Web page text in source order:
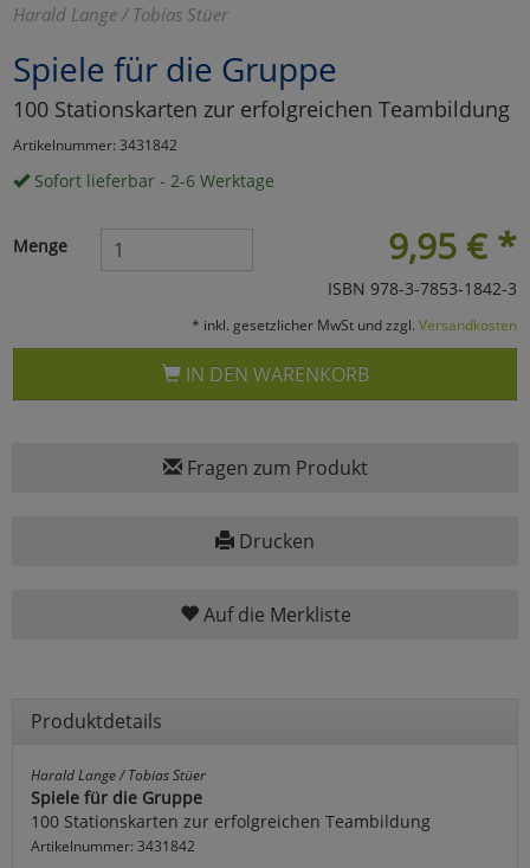
Harald Lange / Tobias Stüer
Spiele für die Gruppe
100 Stationskarten zur erfolgreichen Teambildung
Artikelnummer: 3431842
Sofort lieferbar - 2-6 Werktage
9,95 € *
Menge
ISBN 978-3-7853-1842-3
* inkl. gesetzlicher MwSt und zzgl. Versandkosten
IN DEN WARENKORB
Fragen zum Produkt
Drucken
Auf die Merkliste
Produktdetails
Harald Lange / Tobias Stüer
Spiele für die Gruppe
100 Stationskarten zur erfolgreichen Teambildung
Artikelnummer: 3431842
Umfragetools
Cookies
Alle Akzeptieren
zu Haupptseite